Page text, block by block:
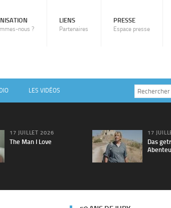
nous ?
LIENS
Partenaires
PRESSE
Espace presse
LES VIDÉOS
17 JUILLET 2026
The Man I Love
17
Das